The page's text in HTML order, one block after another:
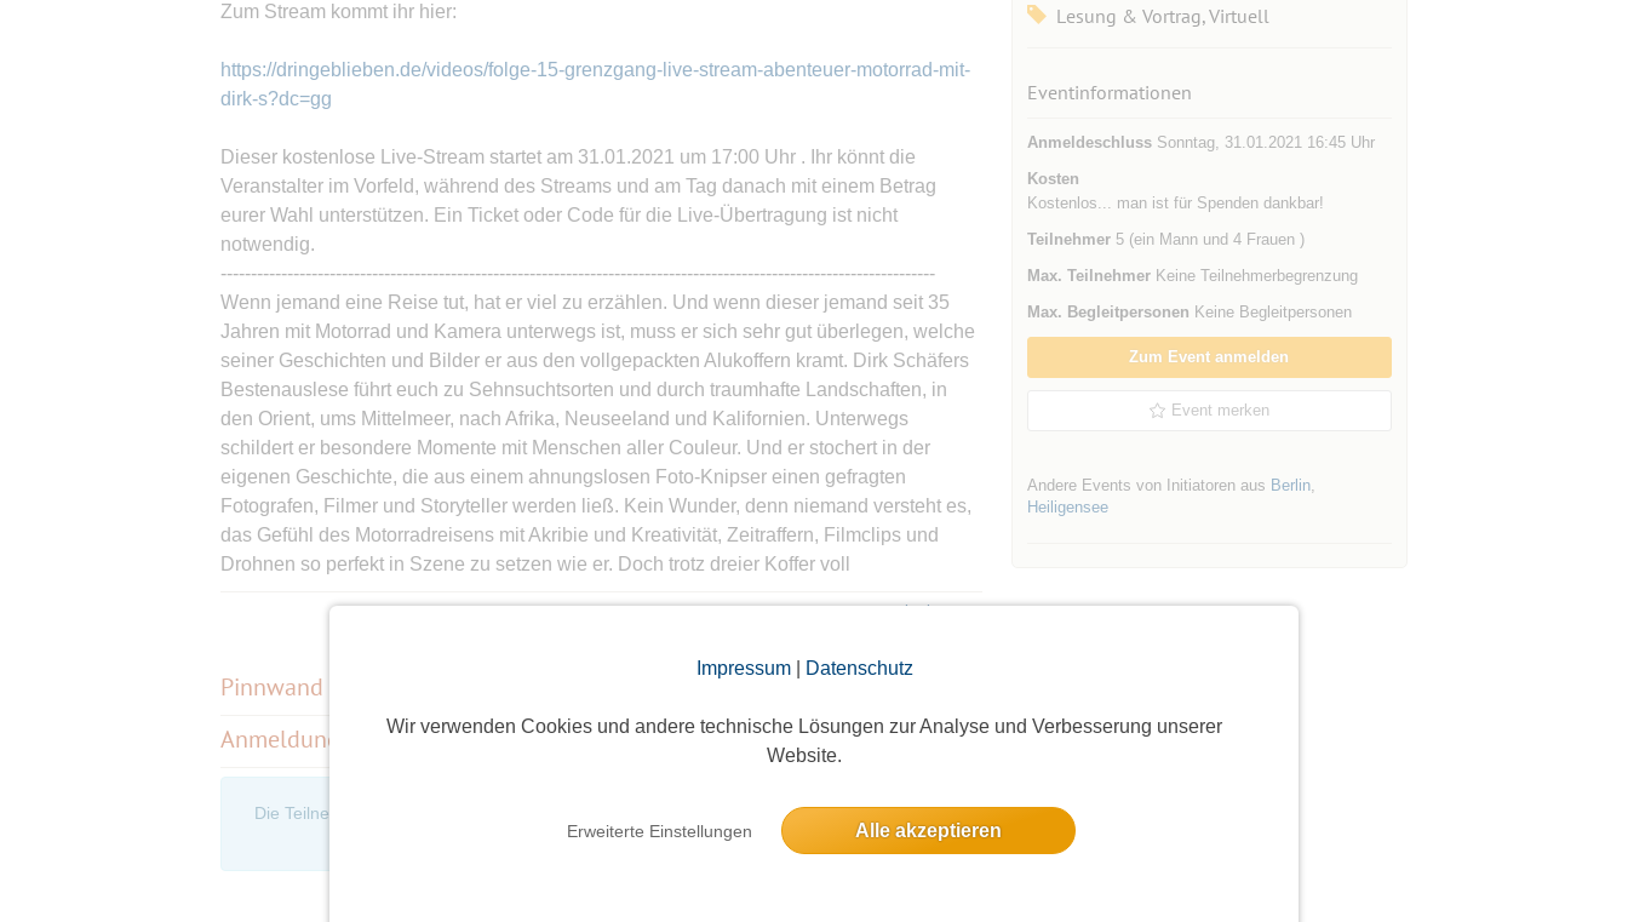
Impressum| Datenschutz
Wir verwenden Cookies und andere technische Lösungen zur Analyse und Verbesserung unserer
Website.
Erweiterte Einstellungen Alle akzeptieren
Zum Stream kommt ihr hier:
https://dringeblieben.de/videos/folge-15-grenzgang-live-stream-abenteuer-motorrad-mit-
dirk-s?dc=gg
Dieser kostenlose Live-Stream startet am 31.01.2021 um 17:00 Uhr . Ihr könnt die
Veranstalter im Vorfeld, während des Streams und am Tag danach mit einem Betrag
eurer Wahl unterstützen. Ein Ticket oder Code für die Live-Übertragung ist nicht
notwendig.
----------------------------------------------------------------------------------------------------------------------
Wenn jemand eine Reise tut, hat er viel zu erzählen. Und wenn dieser jemand seit 35
Jahren mit Motorrad und Kamera unterwegs ist, muss er sich sehr gut überlegen, welche
seiner Geschichten und Bilder er aus den vollgepackten Alukoffern kramt. Dirk Schäfers
Bestenauslese führt euch zu Sehnsuchtsorten und durch traumhafte Landschaften, in
den Orient, ums Mittelmeer, nach Afrika, Neuseeland und Kalifornien. Unterwegs
schildert er besondere Momente mit Menschen aller Couleur. Und er stochert in der
eigenen Geschichte, die aus einem ahnungslosen Foto-Knipser einen gefragten
Fotografen, Filmer und Storyteller werden ließ. Kein Wunder, denn niemand versteht es,
das Gefühl des Motorradreisens mit Akribie und Kreativität, Zeitraffern, Filmclips und
Drohnen so perfekt in Szene zu setzen wie er. Doch trotz dreier Koffer voll
Motor-Gäulen unverdrossen in aller Welt die große Freiheit jagt.
Was euch in diesem GRENZGANG-Stream erwartet, hat bisher noch niemand gesehen -
freut euch auf berührende, witzige und kuriose Stories und einen gesprächigen
Motorrädern haben wir auch im Studio. Und na klar, es gibt wieder besondere Preise zu
weiterlesen
Pinnwand
Anmeldungen
(5)
Die Teilnehmerliste ist nur für eingeloggte Mitglieder sichtbar. Log dich ein oder melde dich
an, um die Teilnehmer zu sehen!
Lesung & Vortrag, Virtuell
Eventinformationen
AnmeldeschlussSonntag, 31.01.2021 16:45 Uhr
Kosten
Kostenlos... man ist für Spenden dankbar!
Teilnehmer5 (ein Mann und 4 Frauen )
Max. TeilnehmerKeine Teilnehmerbegrenzung
Max. Begleitpersonen Keine Begleitpersonen
Zum Event anmelden
Event merken
Andere Events von Initiatoren aus Berlin,
Heiligensee